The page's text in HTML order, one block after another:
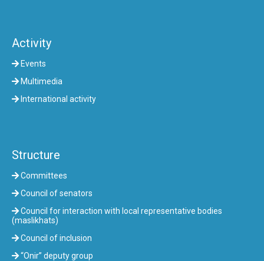
Activity
Events
Multimedia
International activity
Structure
Committees
Council of senators
Council for interaction with local representative bodies
(maslikhats)
Council of inclusion
“Onir” deputy group